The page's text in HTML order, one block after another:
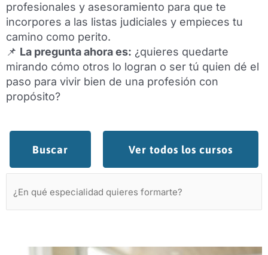
profesionales y asesoramiento para que te
incorpores a las listas judiciales y empieces tu
camino como perito.
📌 La pregunta ahora es: ¿quieres quedarte
mirando cómo otros lo logran o ser tú quien dé el
paso para vivir bien de una profesión con
propósito?
Buscar Ver todos los cursos